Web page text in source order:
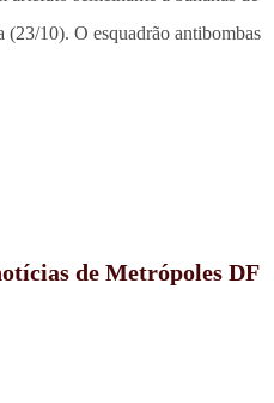
(23/10). O esquadrão antibombas
de Metrópoles DF